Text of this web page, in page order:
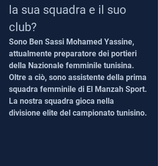
la sua squadra e il suo
club?
Sono Ben Sassi Mohamed Yassine,
attualmente preparatore dei portieri
della Nazionale femminile tunisina.
Oltre a ciò, sono assistente della prima
squadra femminile di El Manzah Sport.
La nostra squadra gioca nella
divisione elite del campionato tunisino.